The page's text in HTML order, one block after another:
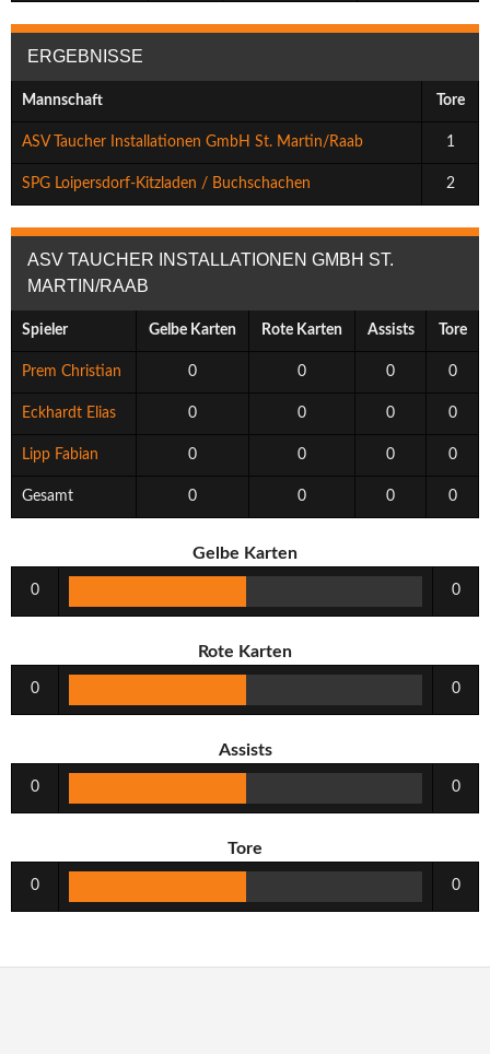
ERGEBNISSE
Mannschaft Tore
ASV Taucher Installationen GmbH St. Martin/Raab 1
SPG Loipersdorf-Kitzladen / Buchschachen 2
ASV TAUCHER INSTALLATIONEN GMBH ST.
MARTIN/RAAB
Spieler Gelbe Karten Rote Karten Assists Tore
Prem Christian 0 0 0 0
Eckhardt Elias 0 0 0 0
Lipp Fabian 0 0 0 0
Gesamt 0 0 0 0
Gelbe Karten
0 0
Rote Karten
0 0
Assists
0 0
Tore
0 0